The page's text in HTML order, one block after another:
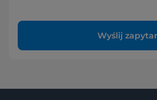
Wyślij